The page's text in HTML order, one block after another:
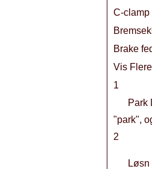
C-clamp
Brake
Vis
1
Park
"park",
2